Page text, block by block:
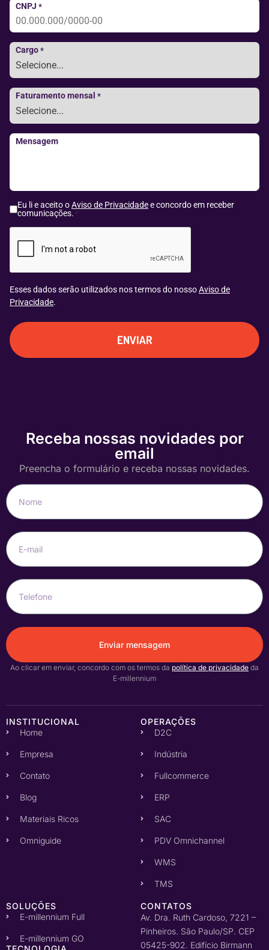
CNPJ *
Cargo *
Faturamento mensal *
Mensagem
Eu li e aceito oAviso de Privacidadee concordo em receber
comunicações. *
Esses dados serão utilizados nos termos do nossoAviso de
Privacidade.
Receba nossas novidades por
email
Preencha o formulário e receba nossas novidades.
Enviar mensagem
Ao clicar em enviar, concordo com os termos da política de privacidade da
E-millennium
INSTITUCIONAL
Home
Empresa
Contato
Blog
Materiais Ricos
Omniguide
OPERAÇÕES
D2C
Indústria
Fullcommerce
ERP
SAC
PDV Omnichannel
WMS
TMS
SOLUÇÕES
E-millennium Full
E-millennium GO
CONTATOS
Av. Dra. Ruth Cardoso, 7221 –
Pinheiros. São Paulo/SP. CEP
05425-902. Edifício Birmann